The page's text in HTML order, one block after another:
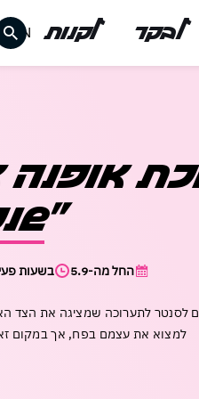
EN לבקר לקנות
שכחתי סיסמה
אופנה
החל מה-5.9 בשעות
לסנטר לתערוכה שמציגה את הצד
למצוא את עצמם בפח, אך במקום